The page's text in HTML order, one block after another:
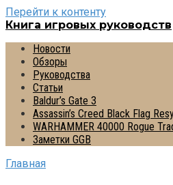
Перейти к контенту
Книга игровых руководств
Новости
Обзоры
Руководства
Статьи
Baldur’s Gate 3
Assassin’s Creed Black Flag
WARHAMMER 40000 Rogue
Заметки GGB
Главная